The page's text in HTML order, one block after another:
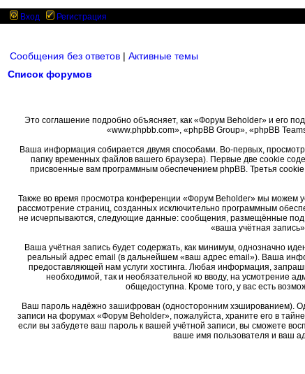
Вход Регистрация
Сообщения без ответов | Активные темы
Список форумов
Это соглашение подробно объясняет, как «Форум Beholder» и его
«www.phpbb.com», «phpBB Group», «phpBB
Ваша информация собирается двумя способами. Во-первых,
папку временных файлов вашего браузера). Первые две cookie
присвоенные вам программным обеспечением phpBB. Третья
Также во время просмотра конференции «Форум Beholder» мы можем
рассмотрение страниц, созданных исключительно программным
не исчерпываются, следующие данные: сообщения, размещённые
«ваша учётная
Ваша учётная запись будет содержать, как минимум, однозначно
реальный адрес email (в дальнейшем «ваш адрес email»). Ваша
предоставляющей нам услуги хостинга. Любая информация,
необходимой, так и необязательной ко вводу, на усмотрение
общедоступна. Кроме того, у вас есть
Ваш пароль надёжно зашифрован (односторонним хэшированием).
записи на форумах «Форум Beholder», пожалуйста, храните его в
если вы забудете ваш пароль к вашей учётной записи, вы сможете
ваше имя пользователя и ваш